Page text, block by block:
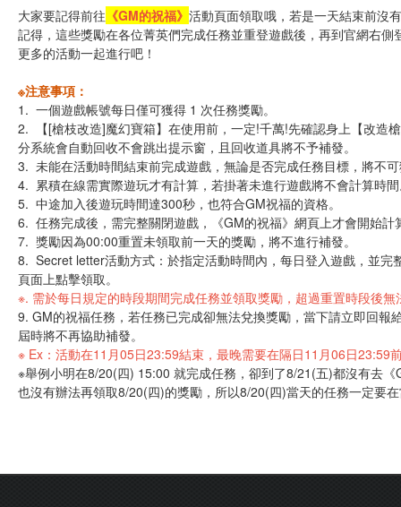
大家要記得前往 《GM的祝福》 活動頁面領取哦，若是一天結束前沒
記得，這些獎勵在各位菁英們完成任務並重登遊戲後，再到官網右
更多的活動一起進行吧！
※注意事項：
1. 一個遊戲帳號每日僅可獲得 1 次任務獎勵。
2. 【[槍枝改造]魔幻寶箱】在使用前，一定!千萬!先確認身上【改造
分系統會自動回收不會跳出提示窗，且回收道具將不予補發。
3. 未能在活動時間結束前完成遊戲，無論是否完成任務目標，將不
4. 累積在線需實際遊玩才有計算，若掛著未進行遊戲將不會計算時
5. 中途加入後遊玩時間達300秒，也符合GM祝福的資格。
6. 任務完成後，需完整關閉遊戲，《GM的祝福》網頁上才會開始計
7. 獎勵因為00:00重置未領取前一天的獎勵，將不進行補發。
8. Secret letter活動方式：於指定活動時間內，每日登入遊戲，並
頁面上點擊領取。
※. 需於每日規定的時段期間完成任務並領取獎勵，超過重置時段後
9. GM的祝福任務，若任務已完成卻無法兌換獎勵，當下請立即回報
屆時將不再協助補發。
※ Ex：活動在11月05日23:59結束，最晚需要在隔日11月06日23:59
※舉例小明在8/20(四) 15:00 就完成任務，卻到了8/21(五)都沒有去
也沒有辦法再領取8/20(四)的獎勵，所以8/20(四)當天的任務一定要